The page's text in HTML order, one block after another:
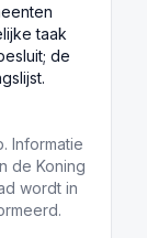
taak
de
Informatie
de Koning
wordt in